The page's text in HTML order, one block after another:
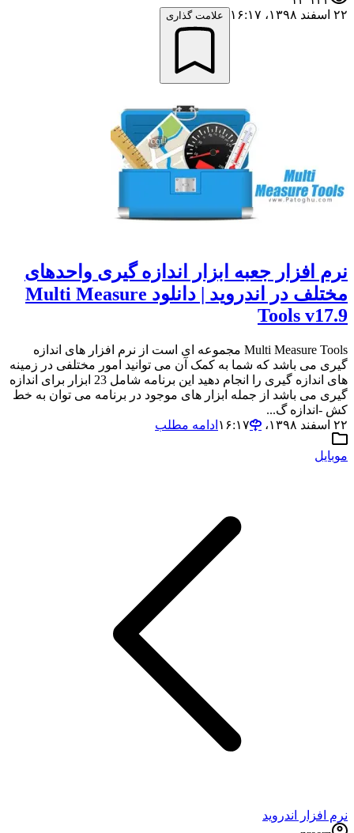
۲۲ اسفند ۱۳۹۸،‏ ۱۶:۱۷
علامت گذاری
نرم افزار جعبه ابزار اندازه گیری واحدهای
مختلف در اندروید | دانلود Multi Measure
Tools v17.9
Multi Measure Tools مجموعه ای است از نرم افزار های اندازه
گیری می باشد که شما به کمک آن می توانید امور مختلفی در زمینه
های اندازه گیری را انجام دهید این برنامه شامل 23 ابزار برای اندازه
گیری می باشد از جمله ابزار های موجود در برنامه می توان به خط
کش -اندازه گ...
۲۲ اسفند ۱۳۹۸،‏ ۱۶:۱۷
ادامه مطلب
موبایل
نرم افزار اندروید